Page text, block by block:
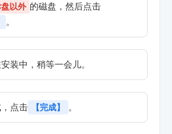
盘以外 的磁盘，然后点击
。
装中，稍等一会儿。
点击 【完成】 。